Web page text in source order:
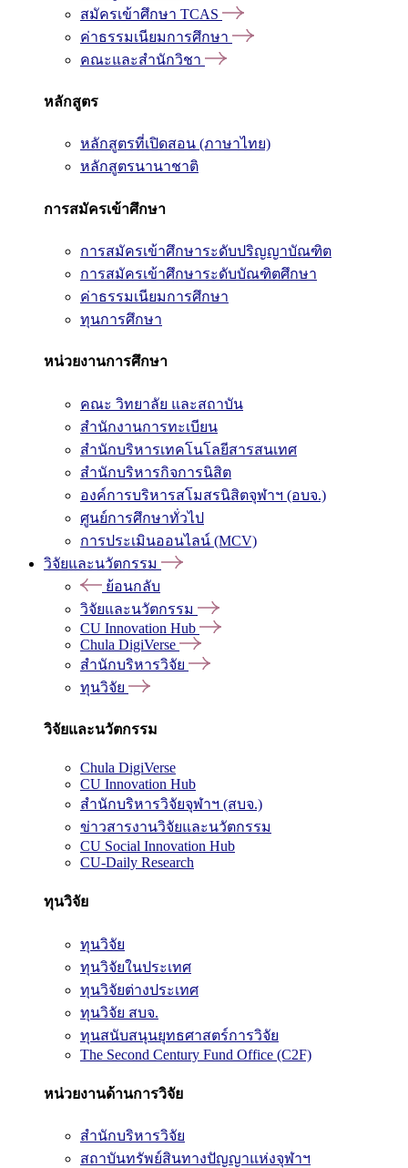
สมัครเข้าศึกษา TCAS
ค่าธรรมเนียมการศึกษา
คณะและสำนักวิชา
หลักสูตร
หลักสูตรที่เปิดสอน (ภาษาไทย)
หลักสูตรนานาชาติ
การสมัครเข้าศึกษา
การสมัครเข้าศึกษาระดับปริญญาบัณฑิต
การสมัครเข้าศึกษาระดับบัณฑิตศึกษา
ค่าธรรมเนียมการศึกษา
ทุนการศึกษา
หน่วยงานการศึกษา
คณะ วิทยาลัย และสถาบัน
สำนักงานการทะเบียน
สำนักบริหารเทคโนโลยีสารสนเทศ
สำนักบริหารกิจการนิสิต
องค์การบริหารสโมสรนิสิตจุฬาฯ (อบจ.)
ศูนย์การศึกษาทั่วไป
การประเมินออนไลน์ (MCV)
วิจัยและนวัตกรรม
ย้อนกลับ
วิจัยและนวัตกรรม
CU Innovation Hub
Chula DigiVerse
สำนักบริหารวิจัย
ทุนวิจัย
วิจัยและนวัตกรรม
Chula DigiVerse
CU Innovation Hub
สำนักบริหารวิจัยจุฬาฯ (สบจ.)
ข่าวสารงานวิจัยและนวัตกรรม
CU Social Innovation Hub
CU-Daily Research
ทุนวิจัย
ทุนวิจัย
ทุนวิจัยในประเทศ
ทุนวิจัยต่างประเทศ
ทุนวิจัย สบจ.
ทุนสนับสนุนยุทธศาสตร์การวิจัย
The Second Century Fund Office (C2F)
หน่วยงานด้านการวิจัย
สำนักบริหารวิจัย
สถาบันทรัพย์สินทางปัญญาแห่งจุฬาฯ